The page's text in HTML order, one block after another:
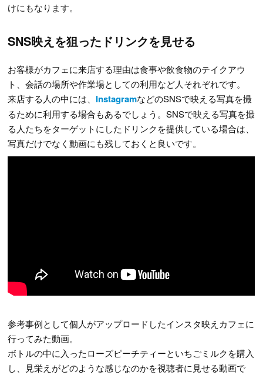
けにもなります。
SNS映えを狙ったドリンクを見せる
お客様がカフェに来店する理由は食事や飲食物のテイクアウ
ト、会話の場所や作業場としての利用など人それぞれです。
来店する人の中には、 InstagramなどのSNSで映える写真を撮
るために利用する場合もあるでしょう。SNSで映える写真を撮
る人たちをターゲットにしたドリンクを提供している場合は、
写真だけでなく動画にも残しておくと良いです。
参考事例として個人がアップロードしたインスタ映えカフェに
行ってみた動画。
ボトルの中に入ったローズピーチティーといちごミルクを購入
し、見栄えがどのような感じなのかを視聴者に見せる動画で